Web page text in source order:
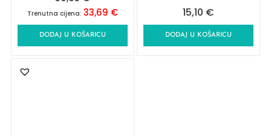
Trenutna cijena: 33,69 €
DODAJ U KOŠARICU
15,10 €
DODAJ U KOŠARICU